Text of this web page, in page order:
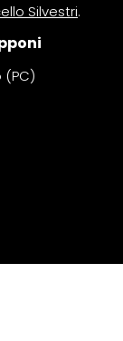
Silvestri.
(PC)